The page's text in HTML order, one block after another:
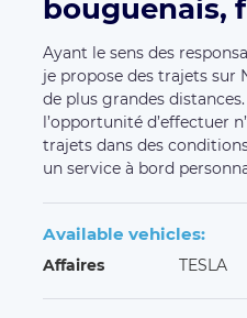
bouguenais,
Ayant le sens des
je propose des trajets sur
de plus grandes
l’opportunité d’effectuer
trajets dans des
un service à bord
Available vehicles:
Affaires TESLA